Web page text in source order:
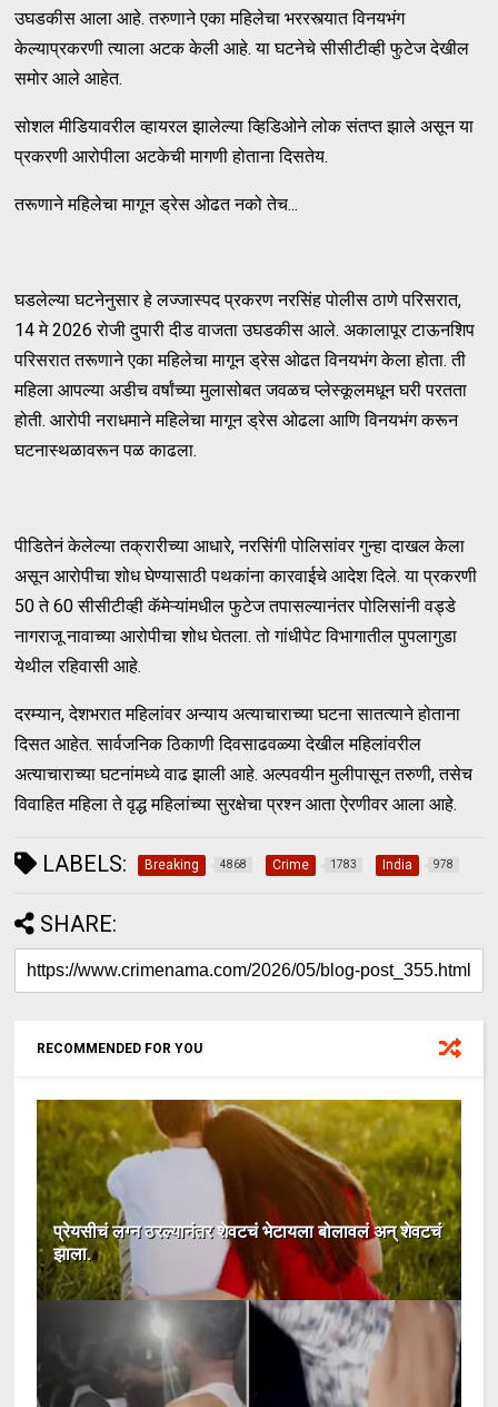
उघडकीस आला आहे. तरुणाने एका महिलेचा भररस्त्यात विनयभंग
केल्याप्रकरणी त्याला अटक केली आहे. या घटनेचे सीसीटीव्ही फुटेज देखील
समोर आले आहेत.
सोशल मीडियावरील व्हायरल झालेल्या व्हिडिओने लोक संतप्त झाले असून या
प्रकरणी आरोपीला अटकेची मागणी होताना दिसतेय.
तरूणाने महिलेचा मागून ड्रेस ओढत नको तेच...
घडलेल्या घटनेनुसार हे लज्जास्पद प्रकरण नरसिंह पोलीस ठाणे परिसरात,
14 मे 2026 रोजी दुपारी दीड वाजता उघडकीस आले. अकालापूर टाऊनशिप
परिसरात तरूणाने एका महिलेचा मागून ड्रेस ओढत विनयभंग केला होता. ती
महिला आपल्या अडीच वर्षांच्या मुलासोबत जवळच प्लेस्कूलमधून घरी परतता
होती. आरोपी नराधमाने महिलेचा मागून ड्रेस ओढला आणि विनयभंग करून
घटनास्थळावरून पळ काढला.
पीडितेनं केलेल्या तक्रारीच्या आधारे, नरसिंगी पोलिसांवर गुन्हा दाखल केला
असून आरोपीचा शोध घेण्यासाठी पथकांना कारवाईचे आदेश दिले. या प्रकरणी
50 ते 60 सीसीटीव्ही कॅमेऱ्यांमधील फुटेज तपासल्यानंतर पोलिसांनी वड्डे
नागराजू नावाच्या आरोपीचा शोध घेतला. तो गांधीपेट विभागातील पुपलागुडा
येथील रहिवासी आहे.
दरम्यान, देशभरात महिलांवर अन्याय अत्याचाराच्या घटना सातत्याने होताना
दिसत आहेत. सार्वजनिक ठिकाणी दिवसाढवळ्या देखील महिलांवरील
अत्याचाराच्या घटनांमध्ये वाढ झाली आहे. अल्पवयीन मुलीपासून तरुणी, तसेच
विवाहित महिला ते वृद्ध महिलांच्या सुरक्षेचा प्रश्न आता ऐरणीवर आला आहे.
LABELS: Breaking 4868 Crime 1783 India 978
SHARE:
RECOMMENDED FOR YOU
प्रेयसीचं लग्न ठरल्यानंतर शेवटचं भेटायला बोलावलं अन् शेवटचं
झाला.